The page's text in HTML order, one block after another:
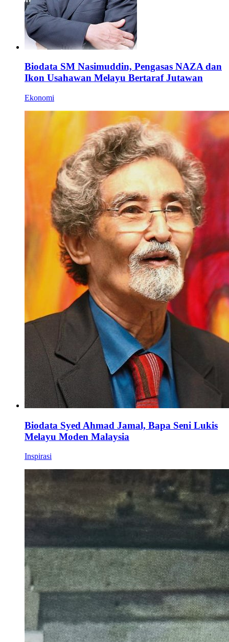
Biodata SM Nasimuddin, Pengasas NAZA dan
Ikon Usahawan Melayu Bertaraf Jutawan
Ekonomi
Biodata Syed Ahmad Jamal, Bapa Seni Lukis
Melayu Moden Malaysia
Inspirasi